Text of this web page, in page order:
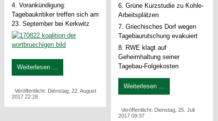
4. Vorankündigung:
Tagebaukritiker treffen sich am
23. September bei Kerkwitz
Weiterlesen ...
Veröffentlicht: Dienstag, 22. August
2017 22:28
6. Grüne Kurzstudie zu Kohle-
Arbeitsplätzen
7. Griechisches Dorf wegen
Tagebaurutschung evakuiert
8. RWE klagt auf
Geheimhaltung seiner
Tagebau-Folgekosten
Weiterlesen ...
Veröffentlicht: Dienstag, 25. Juli
2017 09:37